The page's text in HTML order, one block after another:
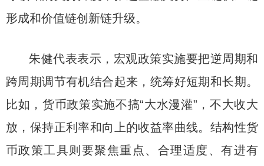
形成和价值链创新链升级。
朱健代表表示，宏观政策实施要把逆周期和
跨周期调节有机结合起来，统筹好短期和长期。
比如，货币政策实施不搞“大水漫灌”，不大收大
放，保持正利率和向上的收益率曲线。结构性货
币政策工具则要聚焦重点、合理适度、有进有